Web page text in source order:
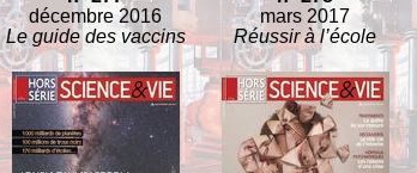
décembre 2016
Le guide des vaccins
mars 2017
Réussir à l’école